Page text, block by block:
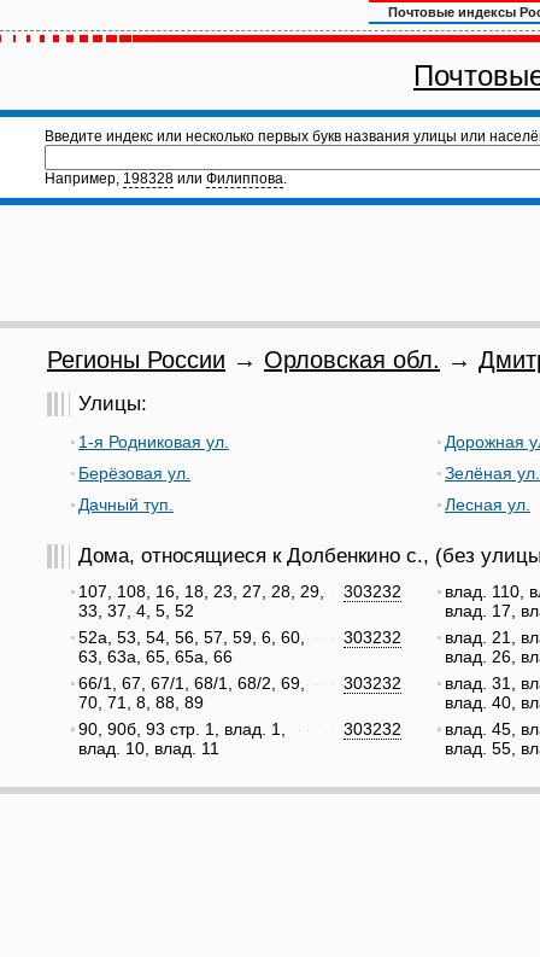
Почтовые индексы
Введите индекс или несколько первых букв названия улицы или
Например, 198328 или Филиппова.
Регионы России → Орловская обл. →
Улицы:
1-я Родниковая ул.
Берёзовая ул.
Дачный туп.
Дорожная
Зелёная ул.
Лесная ул.
Дома, относящиеся к Долбенкино с., (без
303232
107, 108, 16, 18, 23, 27, 28, 29,
33, 37, 4, 5, 52
303232
52а, 53, 54, 56, 57, 59, 6, 60,
63, 63а, 65, 65а, 66
303232
66/1, 67, 67/1, 68/1, 68/2, 69,
70, 71, 8, 88, 89
303232
90, 90б, 93 стр. 1, влад. 1,
влад. 10, влад. 11
влад. 110,
влад. 17,
влад. 21,
влад. 26,
влад. 31,
влад. 40,
влад. 45,
влад. 55,